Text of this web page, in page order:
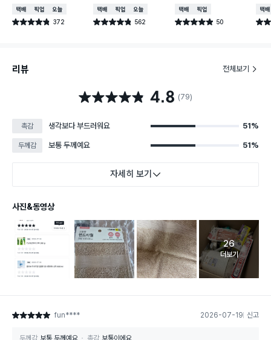
택배배송매장픽업오늘배송
별점 4.8점 372
건 작성
택배배송매장픽업오늘배송
별점 4.8점 562
건 작성
택배배송매장픽업
별점 4.9점 50
건 작성
택배
별점
리뷰 전체보기
별점 4.8점 4.8 (79)
촉감 생각보다 부드러워요 51%
두께감 보통 두께예요 51%
자세히 보기
사진&동영상
고객 리뷰
26
더보기
별점 5점 fun**** 2026-07-19 신고
두께감 보통 두께예요 촉감 보통이에요